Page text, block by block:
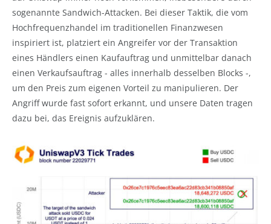
sogenannte Sandwich-Attacken. Bei dieser Taktik, die vom
Hochfrequenzhandel im traditionellen Finanzwesen
inspiriert ist, platziert ein Angreifer vor der Transaktion
eines Händlers einen Kaufauftrag und unmittelbar danach
einen Verkaufsauftrag - alles innerhalb desselben Blocks -,
um den Preis zum eigenen Vorteil zu manipulieren. Der
Angriff wurde fast sofort erkannt, und unsere Daten tragen
dazu bei, das Ereignis aufzuklären.